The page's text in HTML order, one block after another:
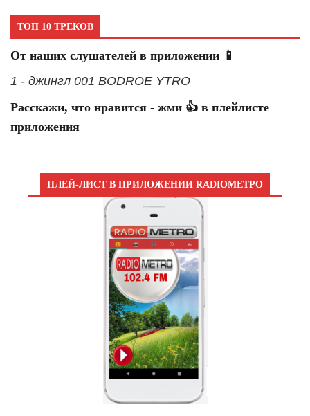
ТОП 10 ТРЕКОВ
От наших слушателей в приложении 📱
1 - джингл 001 BODROE YTRO
Расскажи, что нравится - жми 👍 в плейлисте
приложения
ПЛЕЙ-ЛИСТ В ПРИЛОЖЕНИИ RADIOМЕТРО